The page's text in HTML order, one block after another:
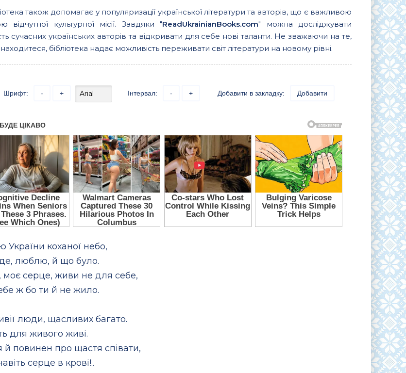
також допомагає у популяризації української літератури та авторів, що є важливою
відчутної культурної місії. Завдяки "ReadUkrainianBooks.com" можна досліджувати
сучасних українських авторів та відкривати для себе нові таланти. Не зважаючи на те,
бібліотека надає можливість переживати світ літератури на новому рівні.
Шрифт: - + Інтервал: - + Добавити в закладку: Добавити
коханої небо,
люблю, й що було.
серце, живи не для себе,
ж бо ти й не жило.
люди, щасливих багато.
для живого живі.
й повинен про щастя співати,
серце в крові!..